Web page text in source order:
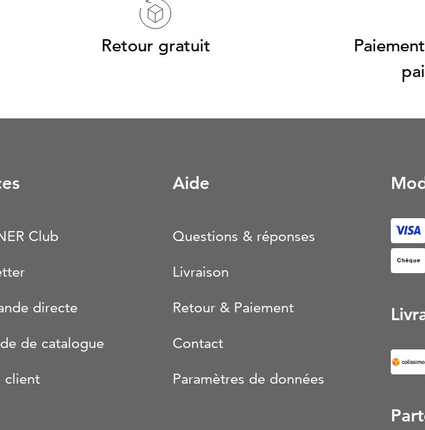
Retour gratuit
Club
directe
de catalogue
client
Aide
Questions & réponses
Livraison
Retour & Paiement
Contact
Paramètres de données